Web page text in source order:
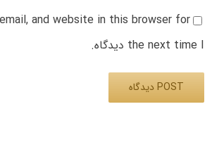
and website in this browser for
the next time I دیدگاه.